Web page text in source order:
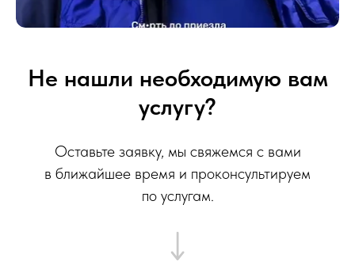
Не нашли необходимую вам
услугу?
Оставьте заявку, мы свяжемся с вами
в ближайшее время и проконсультируем
по услугам.